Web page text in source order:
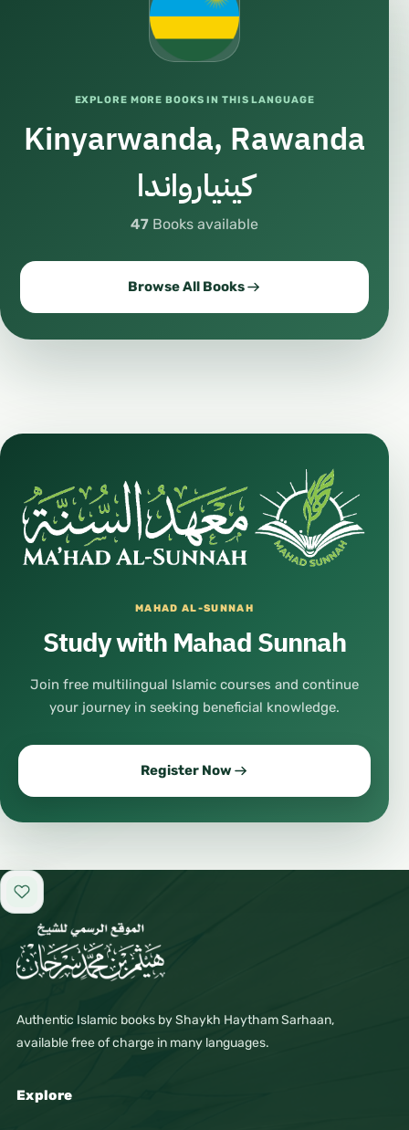
EXPLORE MORE BOOKS IN THIS LANGUAGE
Kinyarwanda, Rawanda
كينيارواندا
47 Books available
Browse All Books
MAHAD AL-SUNNAH
Study with Mahad Sunnah
Join free multilingual Islamic courses and continue
your journey in seeking beneficial knowledge.
Register Now
Add to favorites
Authentic Islamic books by Shaykh Haytham Sarhaan,
available free of charge in many languages.
Explore